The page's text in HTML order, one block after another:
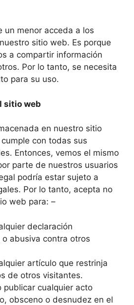
un menor acceda a los
sitio web. Es porque
a compartir información
Por lo tanto, se necesita
para su uso.
sitio web
en nuestro sitio
con todas sus
Entonces, vemos el mismo
parte de nuestros usuarios
podría estar sujeto a
Por lo tanto, acepta no
web para: –
declaración
abusiva contra otros
artículo que restrinja
de otros visitantes.
publicar cualquier acto
obsceno o desnudez en el